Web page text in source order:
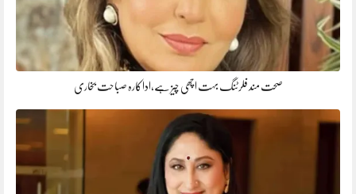
صحت مند فلرٹنگ بہت اچھی چیز ہے،اداکارہ صباحت بخاری